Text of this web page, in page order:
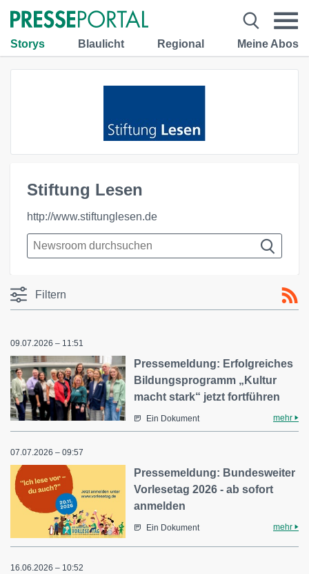
Storys Blaulicht Regional Meine Abos
Stiftung Lesen
http://www.stiftunglesen.de
Filtern
09.07.2026 – 11:51
Pressemeldung: Erfolgreiches
Bildungsprogramm „Kultur
macht stark“ jetzt fortführen
Ein Dokument mehr
07.07.2026 – 09:57
Pressemeldung: Bundesweiter
Vorlesetag 2026 - ab sofort
anmelden
Ein Dokument mehr
16.06.2026 – 10:52